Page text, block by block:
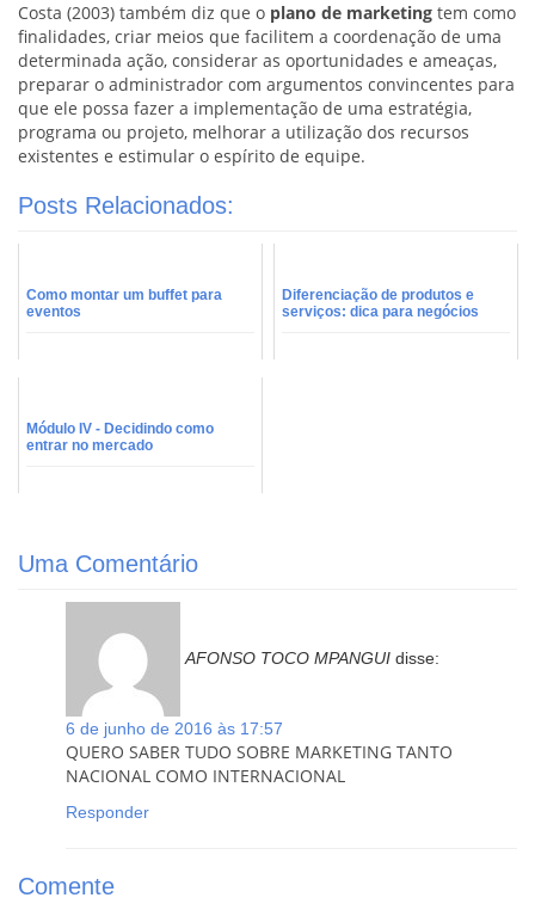
Costa (2003) também diz que o plano de marketing tem como
finalidades, criar meios que facilitem a coordenação de uma
determinada ação, considerar as oportunidades e ameaças,
preparar o administrador com argumentos convincentes para
que ele possa fazer a implementação de uma estratégia,
programa ou projeto, melhorar a utilização dos recursos
existentes e estimular o espírito de equipe.
Posts Relacionados:
Como montar um buffet para
eventos
Diferenciação de produtos e
serviços: dica para negócios
Módulo IV - Decidindo como
entrar no mercado
Uma Comentário
AFONSO TOCO MPANGUI disse:
6 de junho de 2016 às 17:57
QUERO SABER TUDO SOBRE MARKETING TANTO
NACIONAL COMO INTERNACIONAL
Responder
Comente